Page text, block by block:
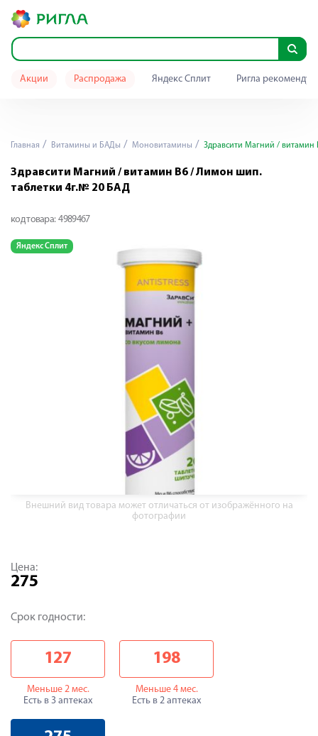
Акции Распродажа Яндекс Сплит Ригла
Главная Витамины и БАДы Моновитамины Здравсити Магний /
Здравсити Магний / витамин В6 / Лимон шип.
таблетки 4г.№ 20 БАД
код товара: 4989467
Яндекс Сплит
Внешний вид товара может отличаться от изображённого на
фотографии
Цена:
275
Срок годности:
127
Меньше 2 мес.
Есть в 3 аптеках
198
Меньше 4 мес.
Есть в 2 аптеках